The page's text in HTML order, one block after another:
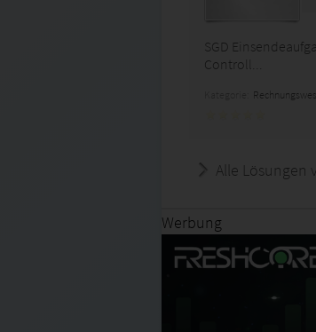
SGD
Controll...
Alle Lösungen
Werbung